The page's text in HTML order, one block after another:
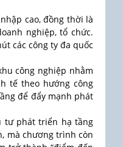
cao, đồng thời là
nghiệp, tổ chức.
các công ty đa quốc
công nghiệp nhằm
tế theo hướng công
để đẩy mạnh phát
tư phát triển hạ tầng
mà chương trình còn